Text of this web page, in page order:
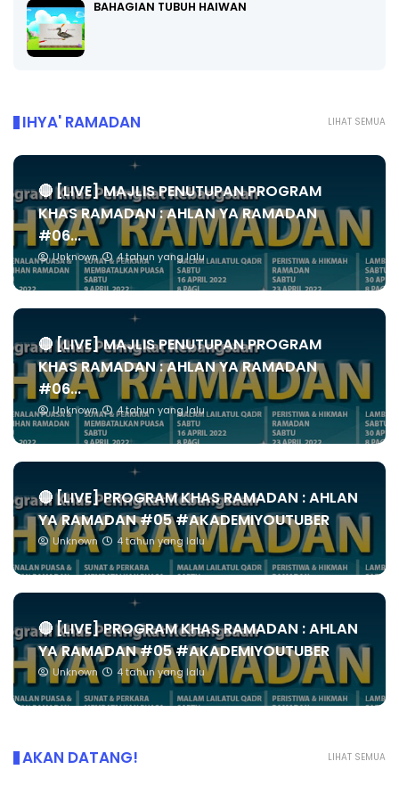
BAHAGIAN TUBUH HAIWAN
LIHAT SEMUA
IHYA' RAMADAN
🔴 [LIVE] MAJLIS PENUTUPAN PROGRAM
KHAS RAMADAN : AHLAN YA RAMADAN
#06...
Unknown 4 tahun yang lalu
🔴 [LIVE] MAJLIS PENUTUPAN PROGRAM
KHAS RAMADAN : AHLAN YA RAMADAN
#06...
Unknown 4 tahun yang lalu
🔴 [LIVE] PROGRAM KHAS RAMADAN : AHLAN
YA RAMADAN #05 #AKADEMIYOUTUBER
Unknown 4 tahun yang lalu
🔴 [LIVE] PROGRAM KHAS RAMADAN : AHLAN
YA RAMADAN #05 #AKADEMIYOUTUBER
Unknown 4 tahun yang lalu
LIHAT SEMUA
AKAN DATANG!